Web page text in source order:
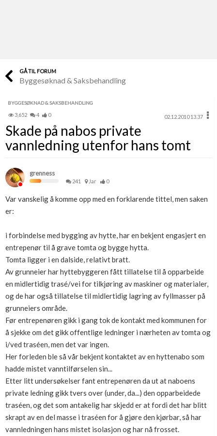
Finn håndverkere
Papirer som mangler
Skaff dokumentasjon som mangler
Se din bolig? Klikk her
Få mer ut av Boligmappa
GÅ TIL FORUM
Byggesøknad & Saksbehandling
BYGGESØKNAD & SAKSBEHANDLING
3,652 4 0 02.12.2010 13.37
Skade på nabos private
vannledning utenfor hans tomt
grenness
241 Jar 0
Var vanskelig å komme opp med en forklarende tittel, men saken
er:
i forbindelse med bygging av hytte, har en bekjent engasjert en
entrepenør til å grave tomta og bygge hytta.
Tomta ligger i en dalside, relativt bratt.
Av grunneier har hyttebyggeren fått tillatelse til å opparbeide
en midlertidig trasé/vei for tilkjøring av maskiner og materialer,
og de har også tillatelse til midlertidig lagring av fyllmasser på
grunneiers område.
Før entrepenøren gikk i gang tok de kontakt med kommunen for
å sjekke om det gikk offentlige ledninger i nærheten av tomta og
i/ved traséen, men det var ingen.
Her forleden ble så vår bekjent kontaktet av en hyttenabo som
hadde mistet vanntilførselen sin...
Etter litt undersøkelser fant entrepenøren da ut at naboens
private ledning gikk tvers over (under, da...) den opparbeidede
traséen, og det som antakelig har skjedd er at fordi det har blitt
skrapt av en del masse i traséen for å gjøre den kjørbar, så har
vannledningen hans mistet isolasjon og har nå frosset.